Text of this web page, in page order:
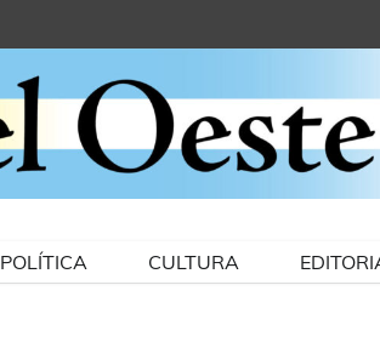
POLÍTICA CULTURA